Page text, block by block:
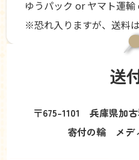
ゆうパック or ヤマト運
※恐れ入りますが、送料
送
〒675-1101 兵庫県加
寄付の輪 メデ